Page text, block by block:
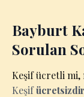
Bayburt
Sorulan
Keşif ücretli mi,
Keşifücretsizdir